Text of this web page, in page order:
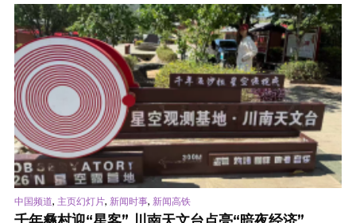
中国频道, 主页幻灯片, 新闻时事, 新闻高铁